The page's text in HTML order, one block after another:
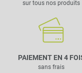
indispensable
lors de
bonne
sur tous nos produits
PAIEMENT EN 4
sans frais